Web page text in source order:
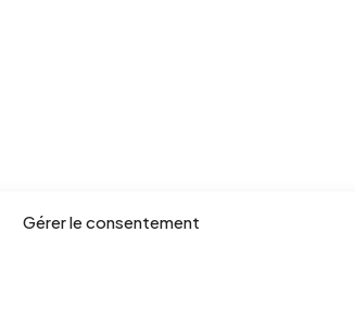
Gérer le consentement